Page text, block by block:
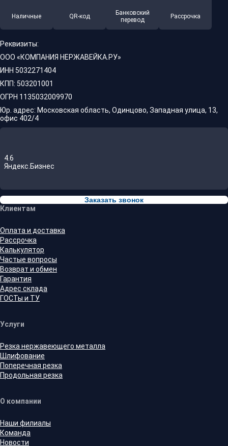
Наличные QR-код
Банковский
перевод
Рассрочка
Реквизиты:
ООО «КОМПАНИЯ НЕРЖАВЕЙКА.РУ»
ИНН 5032271404
КПП: 503201001
ОГРН 1135032009970
Юр. адрес: Московская область, Одинцово, Западная улица, 13,
офис 402/4
4.6
Яндекс.Бизнес
Заказать звонок
Клиентам
Оплата и доставка
Рассрочка
Калькулятор
Частые вопросы
Возврат и обмен
Гарантия
Адрес склада
ГОСТы и ТУ
Услуги
Резка нержавеющего металла
Шлифование
Поперечная резка
Продольная резка
О компании
Наши филиалы
Команда
Новости